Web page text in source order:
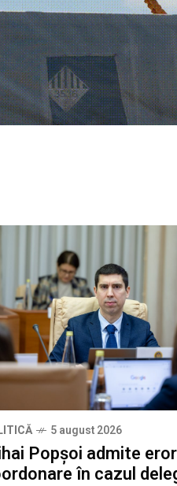
5 august 2026
Popșoi admite
în cazul